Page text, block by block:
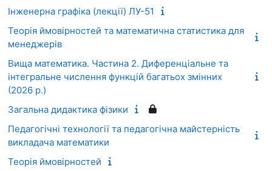
Інженерна графіка (лекції) ЛУ-51
Теорія ймовірностей та математична статистика для
менеджерів
Вища математика. Частина 2. Диференціальне та
інтегральне числення функцій багатьох змінних
(2026 р.)
Загальна дидактика фізики
Педагогічні технології та педагогічна майстерність
викладача математики
Теорія ймовірностей